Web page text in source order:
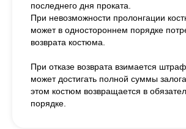
последнего дня проката.
При невозможности пролонгации
может в одностороннем порядке
возврата костюма.
При отказе возврата взимается
может достигать полной суммы
этом костюм возвращается в
порядке.